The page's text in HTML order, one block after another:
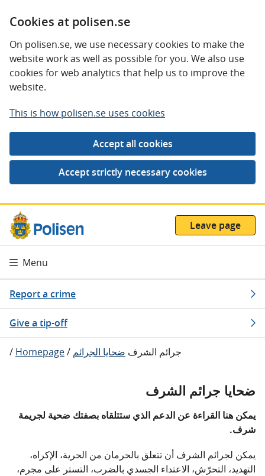
Cookies at polisen.se
On polisen.se, we use necessary cookies to make the
website work as well as possible for you. We also use
cookies for web analytics that help us to improve the
website.
This is how polisen.se uses cookies
Leave page
Menu
Report a crime
Give a tip-off
/ Homepage/ ضحايا الجرائم جرائم الشرف
ضحايا جرائم الشرف
يمكن هنا القراءة عن الدعم الذي ستتلقاه بصفتك ضحية لجريمة
شرف.
يمكن لجرائم الشرف أن تتعلق بالحرمان من الحرية، الإكراه،
التهديد، التحرّش، الاعتداء الجسدي بالضرب، التستر على مجرم،